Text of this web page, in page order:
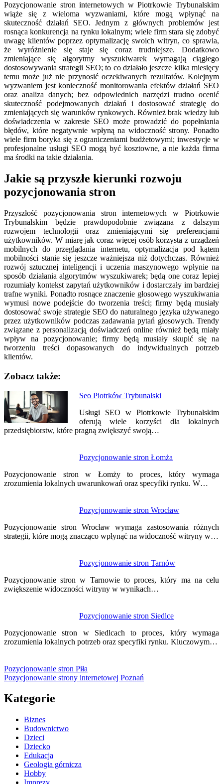
Pozycjonowanie stron internetowych w Piotrkowie Trybunalskim
wiąże się z wieloma wyzwaniami, które mogą wpłynąć na
skuteczność działań SEO. Jednym z głównych problemów jest
rosnąca konkurencja na rynku lokalnym; wiele firm stara się zdobyć
uwagę klientów poprzez optymalizację swoich witryn, co sprawia,
że wyróżnienie się staje się coraz trudniejsze. Dodatkowo
zmieniające się algorytmy wyszukiwarek wymagają ciągłego
dostosowywania strategii SEO; to co działało jeszcze kilka miesięcy
temu może już nie przynosić oczekiwanych rezultatów. Kolejnym
wyzwaniem jest konieczność monitorowania efektów działań SEO
oraz analiza danych; bez odpowiednich narzędzi trudno ocenić
skuteczność podejmowanych działań i dostosować strategię do
zmieniających się warunków rynkowych. Również brak wiedzy lub
doświadczenia w zakresie SEO może prowadzić do popełniania
błędów, które negatywnie wpłyną na widoczność strony. Ponadto
wiele firm boryka się z ograniczeniami budżetowymi; inwestycje w
profesjonalne usługi SEO mogą być kosztowne, a nie każda firma
ma środki na takie działania.
Jakie są przyszłe kierunki rozwoju
pozycjonowania stron
Przyszłość pozycjonowania stron internetowych w Piotrkowie
Trybunalskim będzie prawdopodobnie związana z dalszym
rozwojem technologii oraz zmieniającymi się preferencjami
użytkowników. W miarę jak coraz więcej osób korzysta z urządzeń
mobilnych do przeglądania internetu, optymalizacja pod kątem
mobilności stanie się jeszcze ważniejsza niż dotychczas. Również
rozwój sztucznej inteligencji i uczenia maszynowego wpłynie na
sposób działania algorytmów wyszukiwarek; będą one coraz lepiej
rozumiały kontekst zapytań użytkowników i dostarczały im bardziej
trafne wyniki. Ponadto rosnące znaczenie głosowego wyszukiwania
wymusi nowe podejście do tworzenia treści; firmy będą musiały
dostosować swoje strategie SEO do naturalnego języka używanego
przez użytkowników podczas zadawania pytań głosowych. Trendy
związane z personalizacją doświadczeń online również będą miały
wpływ na pozycjonowanie; firmy będą musiały skupić się na
tworzeniu treści dopasowanych do indywidualnych potrzeb
klientów.
Zobacz także:
Seo Piotrków Trybunalski
Usługi SEO w Piotrkowie Trybunalskim
oferują wiele korzyści dla lokalnych
przedsiębiorstw, które pragną zwiększyć swoją…
Pozycjonowanie stron Łomża
Pozycjonowanie stron w Łomży to proces, który wymaga
zrozumienia lokalnych uwarunkowań oraz specyfiki rynku. W…
Pozycjonowanie stron Wrocław
Pozycjonowanie stron Wrocław wymaga zastosowania różnych
strategii, które mogą znacząco wpłynąć na widoczność witryny w…
Pozycjonowanie stron Tarnów
Pozycjonowanie stron w Tarnowie to proces, który ma na celu
zwiększenie widoczności witryny w wynikach…
Pozycjonowanie stron Siedlce
Pozycjonowanie stron w Siedlcach to proces, który wymaga
zrozumienia lokalnych potrzeb oraz specyfiki rynku. Kluczowym…
Nawigacja
wpisu
Pozycjonowanie stron Piła
Pozycjonowanie strony internetowej Poznań
Kategorie
Biznes
Budownictwo
Dzieci
Dziecko
Edukacja
Geologia górnicza
Hobby